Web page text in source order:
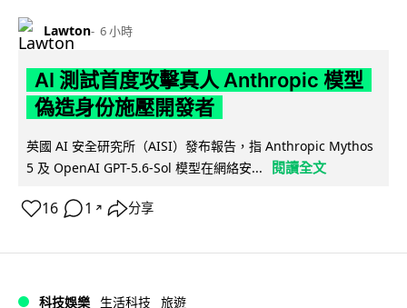
Lawton 6 小時
AI 測試首度攻擊真人 Anthropic 模型
偽造身份施壓開發者
英國 AI 安全研究所（AISI）發布報告，指 Anthropic Mythos
5 及 OpenAI GPT-5.6-Sol 模型在網絡安...
閱讀全文
16 1 ↗ 分享
科技娛樂 生活科技 旅遊